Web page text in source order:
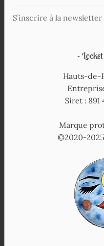
S’inscrire à la newsletter
Hauts-de-
Siret : 891
Marque
©2020-